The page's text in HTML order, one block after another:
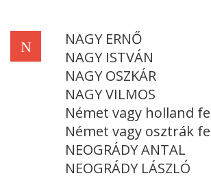
N
NAGY ERNŐ
NAGY ISTVÁN
NAGY OSZKÁR
NAGY VILMOS
Német vagy holland
Német vagy osztrák
NEOGRÁDY ANTAL
NEOGRÁDY LÁSZLÓ